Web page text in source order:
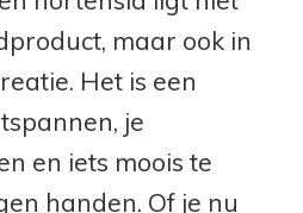
maar ook in
Het is een
je
en iets moois te
handen. Of je nu